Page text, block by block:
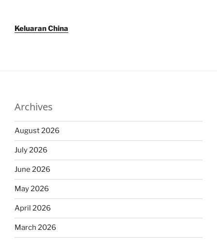
Keluaran China
Archives
August 2026
July 2026
June 2026
May 2026
April 2026
March 2026